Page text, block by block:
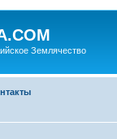
Землячество